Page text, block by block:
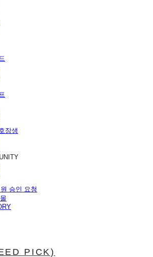
장생
승인 요청
PICK)